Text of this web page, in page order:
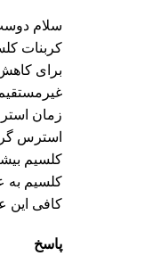
سلام
کربنات
برای
زمان
استرس
کلسیم
کلسیم به
کافی این
پاسخ